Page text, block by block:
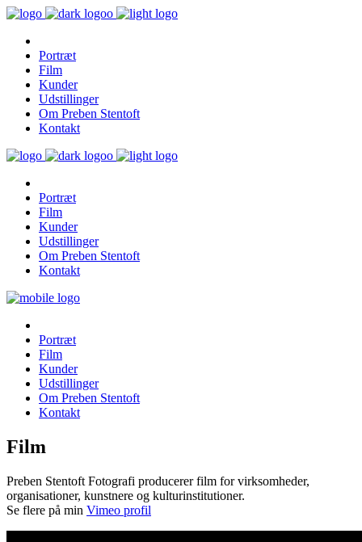
Portræt
Film
Kunder
Udstillinger
Om Preben Stentoft
Kontakt
Portræt
Film
Kunder
Udstillinger
Om Preben Stentoft
Kontakt
Portræt
Film
Kunder
Udstillinger
Om Preben Stentoft
Kontakt
Film
Preben Stentoft Fotografi producerer film for virksomheder,
organisationer, kunstnere og kulturinstitutioner.
Se flere på min Vimeo profil